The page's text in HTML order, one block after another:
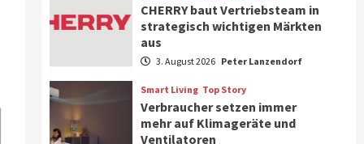
Wirtschaft
NIQ kehrt zur IFA 2026 zurück
und prägt die
Branchendebatte
Aktuell Personen Wirtschaft
CHERRY baut Vertriebsteam
CHERRY baut Vertriebsteam in
strategisch wichtigen Märkten
aus
3. August 2026 Peter Lanzendorf
Smart Living Top Story
Verbraucher setzen immer
mehr auf Klimageräte und
Ventilatoren